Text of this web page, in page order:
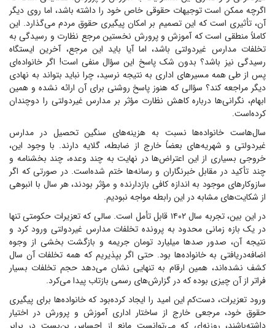
اگرچه ممکن است توجیهات حقوقی خاص خود را داشته باشد، اما روی دیگر
آن، تأثیری است که این تصمیم بر امکان پیگیری حقوق مردم می‌گذارد. این
کاملاً منطقی است که آموزش و پرورش نخستین مرجع نظارت و رسیدگی به
تخلفات مدارس غیردولتی باشد، اما آیا باید این مرجع، آخرین ایستگاه
رسیدگی نیز باشد؟ بدون شک پاسخ این سؤال منفی است! اگر خانواده‌ای
پس از طی همه مسیر‌های اداری به نتیجه نرسید، چرا نباید بتواند به نهادی
دیگر مراجعه کند؟ سؤالی که هنوز پاسخ روشنی برای آن ارائه نشده و همین
ابهام، نگرانی‌ها درباره کاهش نظارت مؤثر بر مدارس غیردولتی را دوچندان
کرده‌است.
سال‌هاست خانواده‌ها نسبت به هزینه‌های سنگین تحصیل در مدارس
غیردولتی و شهریه‌های بعضاً خارج از ضابطه، گلایه دارند. با وجود این،
خروجی بسیاری از این اعتراض‌ها در نهایت به چند وعده، چند بخشنامه و
چند تأکید در مقابل خبرنگاران و رسانه‌ها ختم شده‌است. در صورتی که اگر
سازوکار‌های موجود به اندازه کافی بازدارنده و مؤثر بودند، هر سال با انبوهی
از شکایت‌های مشابه در این رابطه مواجه نبودیم.
در این بین، تجربه سال ۱۴۰۲ قابل تأمل است. سالی که تعزیرات حکومتی تنها
در یک بازه زمانی محدود به پرونده تخلفات مدارس غیردولتی ورود کرد و
نتیجه آن، صدور صد‌ها میلیارد تومان جریمه و بازگشت بخشی از وجوه
اضافه‌دریافتی به خانواده‌ها بود. حتی اگر بپذیریم که همه تخلفات آن سال
کشف نشده‌اند، همین ارقام به تنهایی نشان می‌دهد حجم تخلفات بسیار
فراتر از آن چیزی بوده که در گزارش‌های رسمی بازتاب پیدا می‌کرد.
ورود تعزیرات، دست‌کم این امید را ایجاد کرده‌بود که خانواده‌ها برای پیگیری
حقوق خود، مرجعی خارج از ساختار اداری آموزش و پرورش در اختیار